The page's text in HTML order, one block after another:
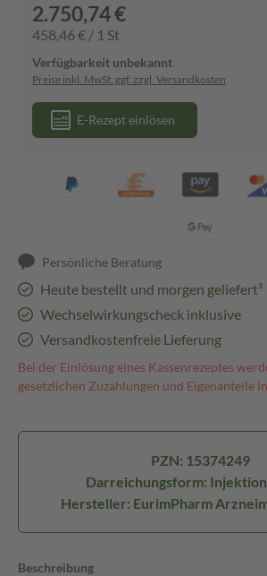
2.750,74 €
458,46 € / 1 St
Verfügbarkeit unbekannt
Preise inkl. MwSt. ggf. zzgl. Versandkosten
E-Rezept einlösen
Persönliche Beratung
Heute bestellt und morgen geliefert³
Wechselwirkungscheck inklusive
Versandkostenfreie Lieferung
Bei der Einlösung eines Kassenrezeptes
gesetzlichen Zuzahlungen und Eigenanteile
PZN: 15374249
Darreichungsform:
Hersteller: EurimPharm
Beschreibung